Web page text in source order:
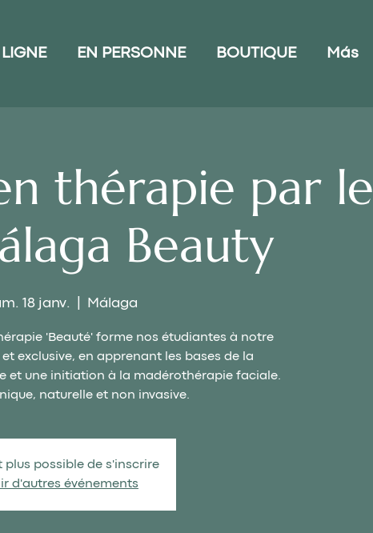
EN PERSONNE BOUTIQUE Más
thérapie par le
Beauty
18 janv. Málaga
'Beauté' forme nos étudiantes à notre
exclusive, en apprenant les bases de la
et une initiation à la madérothérapie faciale.
naturelle et non invasive.
plus possible de s'inscrire
d'autres événements